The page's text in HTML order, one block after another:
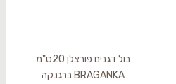
בול דגנים פורצלן 20ס"מ
BRAGANKA ברגנקה